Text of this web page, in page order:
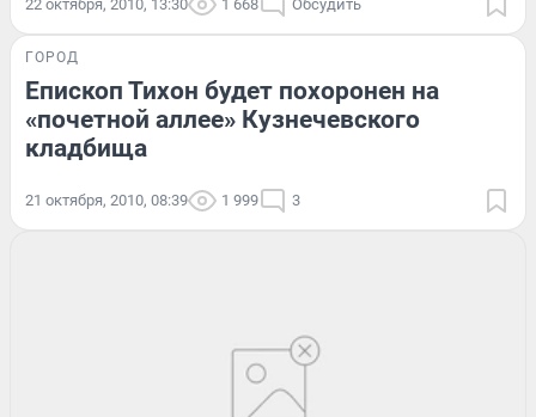
22 октября, 2010, 13:30 1 668 Обсудить
ГОРОД
Епископ Тихон будет похоронен на
«почетной аллее» Кузнечевского
кладбища
21 октября, 2010, 08:39 1 999 3